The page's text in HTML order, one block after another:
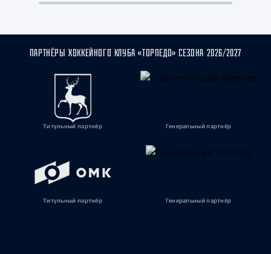
ПАРТНЁРЫ ХОККЕЙНОГО КЛУБА «ТОРПЕДО» СЕЗОНА 2026/2027
Титульный партнёр Генеральный партнёр
Титульный партнёр Генеральный партнёр